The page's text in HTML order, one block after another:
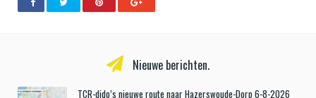
Nieuwe berichten.
TCR-dido’s nieuwe route naar Hazerswoude-Dorp 6-8-2026